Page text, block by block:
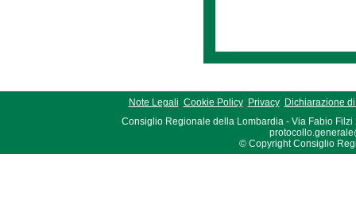
Note Legali Cookie Policy Privacy
Dichiarazione
Consiglio Regionale della Lombardia - Via Fabio Filzi
© Copyright Consiglio